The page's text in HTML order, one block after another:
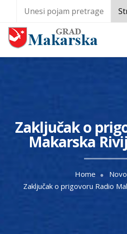
Zaključak o
Makarska
Home
Zaključak o prigovoru Radio